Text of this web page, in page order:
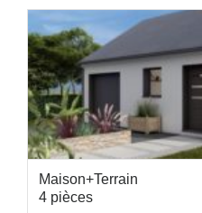
Maison+Terrain
4 pièces